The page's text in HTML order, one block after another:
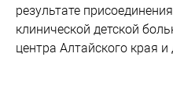
результате
клинической детской
центра Алтайского края